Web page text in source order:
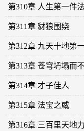
第310章 人生第一件
第311章 豺狼围绕
第312章 九天十地第
第313章 苍穹坍塌而
第314章 才子佳人
第315章 法宝之威
第316章 三百里天地